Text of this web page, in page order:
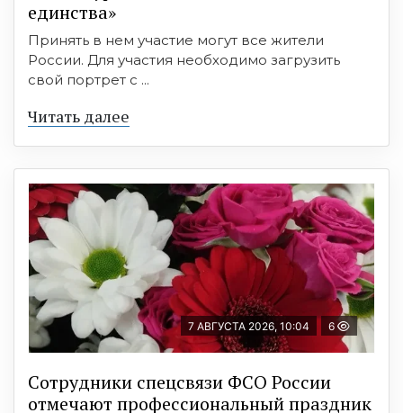
единства»
Принять в нем участие могут все жители
России. Для участия необходимо загрузить
свой портрет с ...
Читать далее
7 АВГУСТА 2026, 10:04 6
Сотрудники спецсвязи ФСО России
отмечают профессиональный праздник